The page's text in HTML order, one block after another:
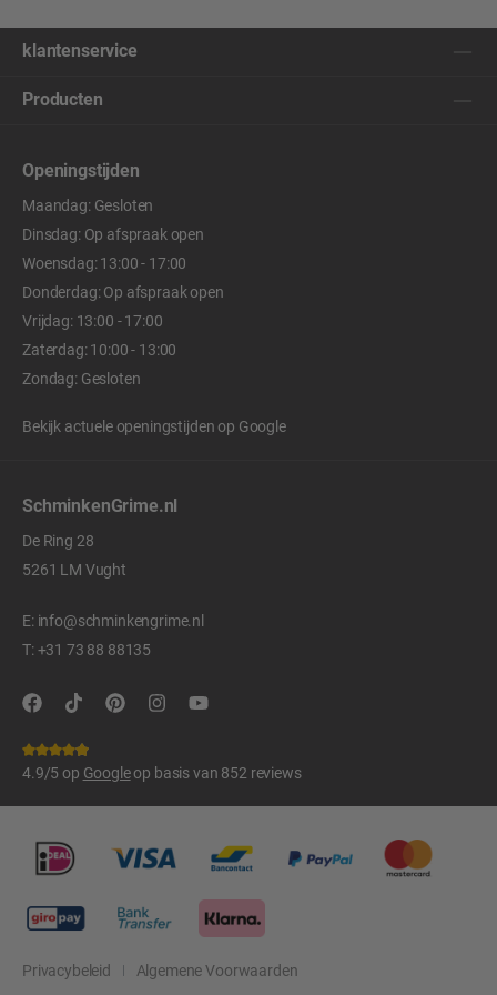
klantenservice
Producten
Openingstijden
Maandag: Gesloten
Dinsdag: Op afspraak open
Woensdag: 13:00 - 17:00
Donderdag: Op afspraak open
Vrijdag: 13:00 - 17:00
Zaterdag: 10:00 - 13:00
Zondag: Gesloten
Bekijk actuele openingstijden op Google
SchminkenGrime.nl
De Ring 28
5261 LM Vught
E: info@schminkengrime.nl
T:+31 73 88 88135
4.9/5 op Googleop basis van 852 reviews
Privacybeleid Algemene Voorwaarden